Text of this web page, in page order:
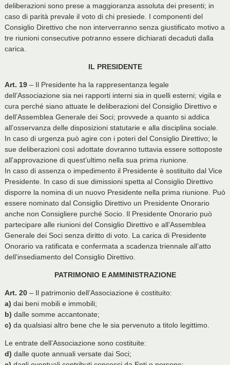
deliberazioni sono prese a maggioranza assoluta dei presenti; in
caso di parità prevale il voto di chi presiede. I componenti del
Consiglio Direttivo che non interverranno senza giustificato motivo a
tre riunioni consecutive potranno essere dichiarati decaduti dalla
carica.
IL PRESIDENTE
Art. 19– Il Presidente ha la rappresentanza legale
dell’Associazione sia nei rapporti interni sia in quelli esterni; vigila e
cura perché siano attuate le deliberazioni del Consiglio Direttivo e
dell’Assemblea Generale dei Soci; provvede a quanto si addica
all’osservanza delle disposizioni statutarie e alla disciplina sociale.
In caso di urgenza può agire con i poteri del Consiglio Direttivo; le
sue deliberazioni così adottate dovranno tuttavia essere sottoposte
all’approvazione di quest’ultimo nella sua prima riunione.
In caso di assenza o impedimento il Presidente è sostituito dal Vice
Presidente. In caso di sue dimissioni spetta al Consiglio Direttivo
disporre la nomina di un nuovo Presidente nella prima riunione. Può
essere nominato dal Consiglio Direttivo un Presidente Onorario
anche non Consigliere purché Socio. Il Presidente Onorario può
partecipare alle riunioni del Consiglio Direttivo e all’Assemblea
Generale dei Soci senza diritto di voto. La carica di Presidente
Onorario va ratificata e confermata a scadenza triennale all’atto
dell’insediamento del Consiglio Direttivo.
PATRIMONIO E AMMINISTRAZIONE
Art. 20– Il patrimonio dell’Associazione è costituito:
a) dai beni mobili e immobili;
b) dalle somme accantonate;
c) da qualsiasi altro bene che le sia pervenuto a titolo legittimo.
Le entrate dell’Associazione sono costituite:
d) dalle quote annuali versate dai Soci;